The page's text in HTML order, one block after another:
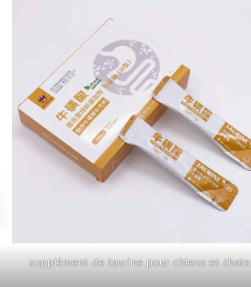
supplément de taurine pour chiens et chats